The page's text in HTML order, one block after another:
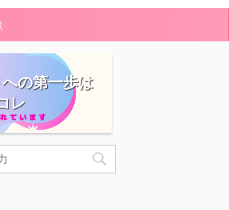
の第一歩は
レ